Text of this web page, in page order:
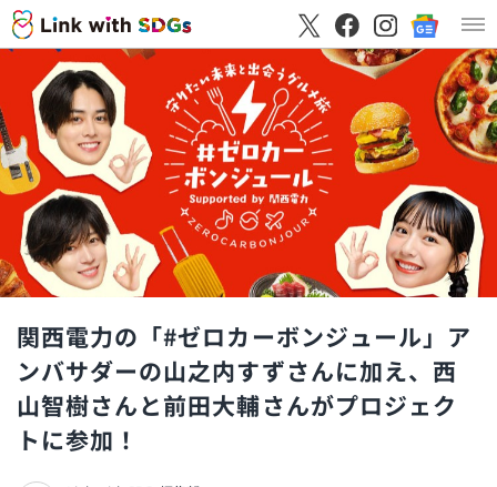
関西電力の「#ゼロカーボンジュール」ア
ンバサダーの山之内すずさんに加え、西
山智樹さんと前田大輔さんがプロジェク
トに参加！